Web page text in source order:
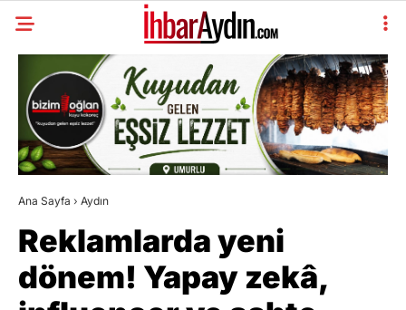
Ana Sayfa › Aydın
Reklamlarda yeni
dönem! Yapay zekâ,